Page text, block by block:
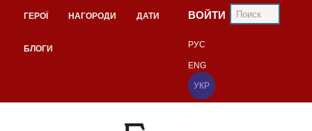
ГЕРОЇ НАГОРОДИ ДАТИ
БЛОГИ
ВОЙТИ
РУС
ENG
УКР